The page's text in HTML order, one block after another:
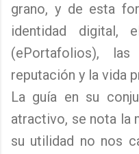
grano, y de esta
identidad digital,
(ePortafolios), las
reputación y la vida
La guía en su
atractivo, se nota la
su utilidad no nos